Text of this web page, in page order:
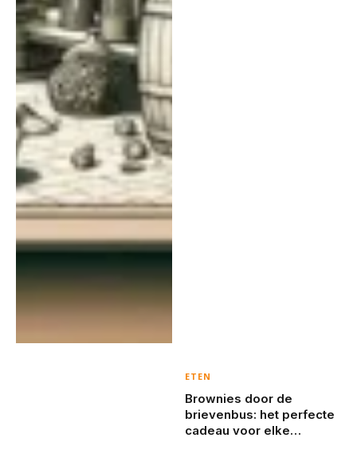
ETEN
Brownies door de
brievenbus: het perfecte
cadeau voor elke